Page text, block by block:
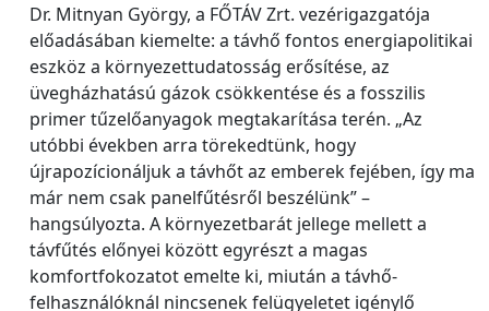
Dr. Mitnyan György, a FŐTÁV Zrt. vezérigazgatója
előadásában kiemelte: a távhő fontos energiapolitikai
eszköz a környezettudatosság erősítése, az
üvegházhatású gázok csökkentése és a fosszilis
primer tűzelőanyagok megtakarítása terén. „Az
utóbbi években arra törekedtünk, hogy
újrapozícionáljuk a távhőt az emberek fejében, így ma
már nem csak panelfűtésről beszélünk” –
hangsúlyozta. A környezetbarát jellege mellett a
távfűtés előnyei között egyrészt a magas
komfortfokozatot emelte ki, miután a távhő-
felhasználóknál nincsenek felügyeletet igénylő